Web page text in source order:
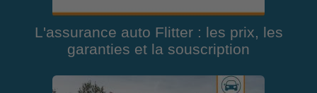
L'assurance auto Flitter : les prix, les
garanties et la souscription